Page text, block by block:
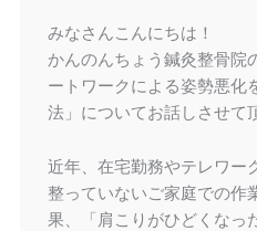
みなさんこんにちは！
かんのんちょう鍼灸整骨院
ートワークによる姿勢悪化
法」についてお話しさせて
近年、在宅勤務やテレワー
整っていないご家庭での作
果、「肩こりがひどくなっ